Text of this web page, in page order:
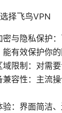
择飞鸟VPN
密与隐私保护
能有效保护你的
域限制：对需
兼容性：主流
验：界面简洁